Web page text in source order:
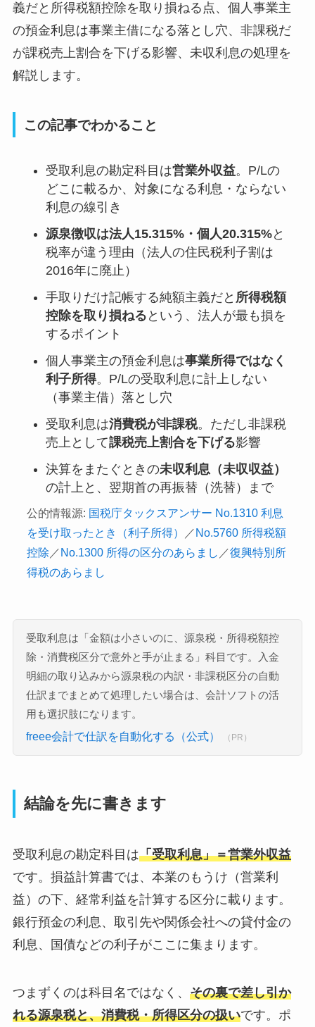
義だと所得税額控除を取り損ねる点、個人事業主
の預金利息は事業主借になる落とし穴、非課税だ
が課税売上割合を下げる影響、未収利息の処理を
解説します。
この記事でわかること
受取利息の勘定科目は営業外収益。P/Lの
どこに載るか、対象になる利息・ならない
利息の線引き
源泉徴収は法人15.315%・個人20.315%と
税率が違う理由（法人の住民税利子割は
2016年に廃止）
手取りだけ記帳する純額主義だと 所得税額
控除を取り損ねる という、法人が最も損を
するポイント
個人事業主の預金利息は事業所得ではなく
利子所得。P/Lの受取利息に計上しない
（事業主借）落とし穴
受取利息は消費税が非課税。ただし非課税
売上として課税売上割合を下げる影響
決算をまたぐときの未収利息（未収収益）
の計上と、翌期首の再振替（洗替）まで
公的情報源: 国税庁タックスアンサー No.1310 利息
を受け取ったとき（利子所得）
／ No.5760 所得税額
控除 ／ No.1300 所得の区分のあらまし ／復興特別所
得税のあらまし
受取利息は「金額は小さいのに、源泉税・所得税額控
除・消費税区分で意外と手が止まる」科目です。入金
明細の取り込みから源泉税の内訳・非課税区分の自動
仕訳までまとめて処理したい場合は、会計ソフトの活
用も選択肢になります。
freee会計で仕訳を自動化する（公式） （PR）
結論を先に書きます
受取利息の勘定科目は「受取利息」＝営業外収益
です。損益計算書では、本業のもうけ（営業利
益）の下、経常利益を計算する区分に載ります。
銀行預金の利息、取引先や関係会社への貸付金の
利息、国債などの利子がここに集まります。
つまずくのは科目名ではなく、 その裏で差し引か
れる源泉税と、消費税・所得区分の扱いです。ポ